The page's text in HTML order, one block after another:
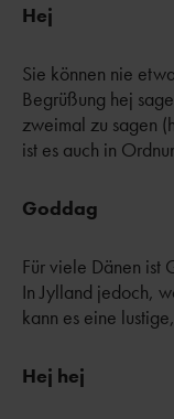
Hej
Sie können nie
Begrüßung hej
zweimal zu sagen
ist es auch in
Goddag
Für viele Dänen ist
In Jylland jedoch,
kann es eine
Hej hej